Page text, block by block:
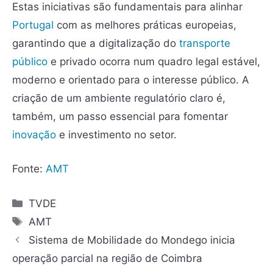
Estas iniciativas são fundamentais para alinhar
Portugal com as melhores práticas europeias,
garantindo que a digitalização do transporte
público e privado ocorra num quadro legal estável,
moderno e orientado para o interesse público. A
criação de um ambiente regulatório claro é,
também, um passo essencial para fomentar
inovação e investimento no setor.
Fonte: AMT
TVDE
AMT
Sistema de Mobilidade do Mondego inicia
operação parcial na região de Coimbra